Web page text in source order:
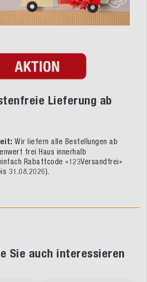
Lieferung ab
Wir liefern alle Bestellungen ab
frei Haus innerhalb
Rabattcode «123Versandfrei»
31.08.2026).
Sie auch interessieren